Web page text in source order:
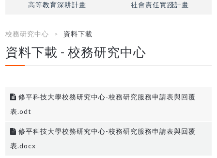
高等教育深耕計畫 社會責任實踐計畫
校務研究中心 資料下載
資料下載 - 校務研究中心
修平科技大學校務研究中心-校務研究服務申請表與回覆
表.odt
修平科技大學校務研究中心-校務研究服務申請表與回覆
表.docx